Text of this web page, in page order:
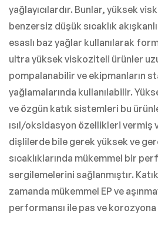
yağlayıcılardır. Bunlar, yüksek
benzersiz düşük sıcaklık
esaslı baz yağlar kullanılarak
ultra yüksek viskoziteli ürünler
pompalanabilir ve ekipmanların
yağlamalarında kullanılabilir.
ve özgün katık sistemleri bu
ısıl/oksidasyon özellikleri vermiş
dişlilerde bile gerek yüksek ve
sıcaklıklarında mükemmel bir
sergilemelerini sağlanmıştır.
zamanda mükemmel EP ve
performansı ile pas ve